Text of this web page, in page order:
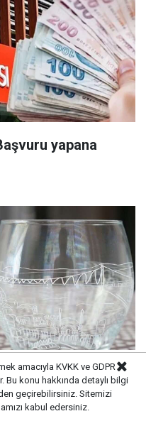
yapana
lekelerini ortadan
amacıyla KVKK ve GDPR
Bu konu hakkında detaylı bilgi
geçirebilirsiniz. Sitemizi
kabul edersiniz.